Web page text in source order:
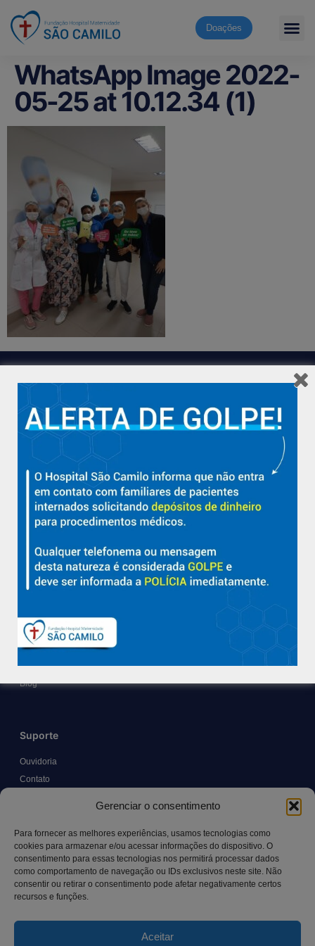
Gerenciar o consentimento
Para fornecer as melhores experiências, usamos tecnologias como
cookies para armazenar e/ou acessar informações do dispositivo. O
consentimento para essas tecnologias nos permitirá processar dados
como comportamento de navegação ou IDs exclusivos neste site. Não
consentir ou retirar o consentimento pode afetar negativamente certos
recursos e funções.
Aceitar
Doações
WhatsApp Image 2022-
05-25 at 10.12.34 (1)
Hospital São Camilo – há mais de 50 anos cuidando da saúde
com qualidade, acolhimento e compromisso com a vida em
Aracruz e região.
Sobre
Diretorias
Políticas e Normas
Trabalhe Conosco
Blog
Suporte
Ouvidoria
Contato
Canal LGPD e Segurança da Informação
Contato